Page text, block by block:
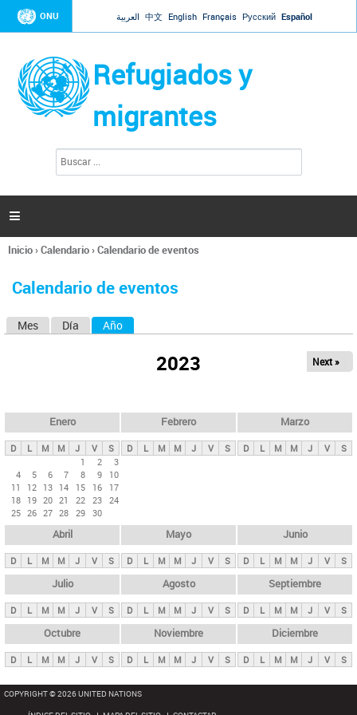
Jump to navigation
ONU العربية 中文 English Français Русский Español
Refugiados y
migrantes
l
d
s

Se
usted
Inicio›Calendario›Calendario de eventos
Calendario de eventos
s
p
n
i
p
a
l
s
Mes Día Año
2023 Next »
Enero
D L M M J V
S
1
2
3
4
5 6 7 8 9
10
11
12 13 14 15 16
17
18 19 20 21 22 23 24
25 26 27 28 29 30
Febrero
D L M M J V S
Marzo
D L M M J V S
Abril
D L M M J V S
Mayo
D L M M J V S
Junio
D L M M J V S
Julio
D L M M J V S
Agosto
D L M M J V S
Septiembre
D L M M J V S
Octubre
D L M M J V S
Noviembre
D L M M J V S
Diciembre
D L M M J V S
COPYRIGHT © 2026 UNITED NATIONS